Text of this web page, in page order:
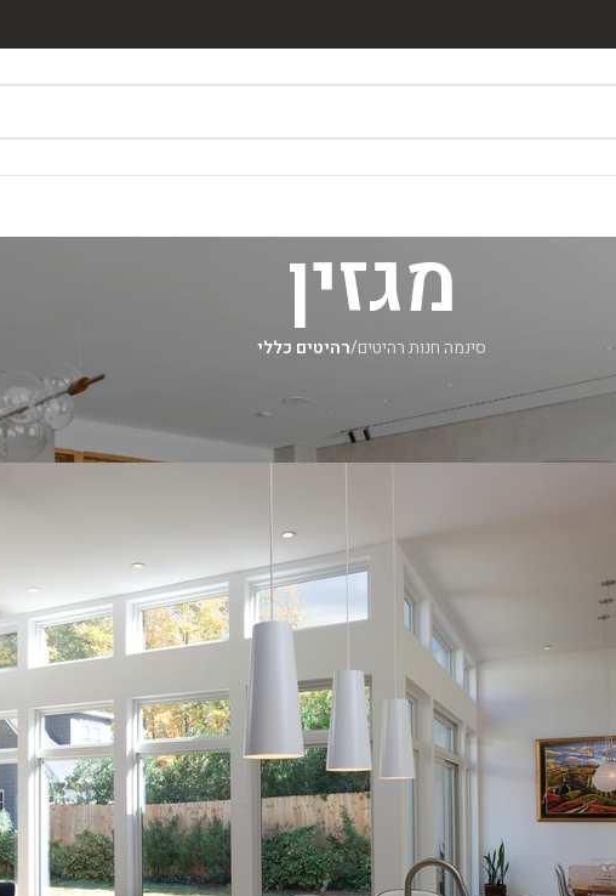
מגזין
סינמה חנות רהיטים/רהיטים כללי
כוחו של חלון בעיצוב הבית
מאת סינמה רהיטים